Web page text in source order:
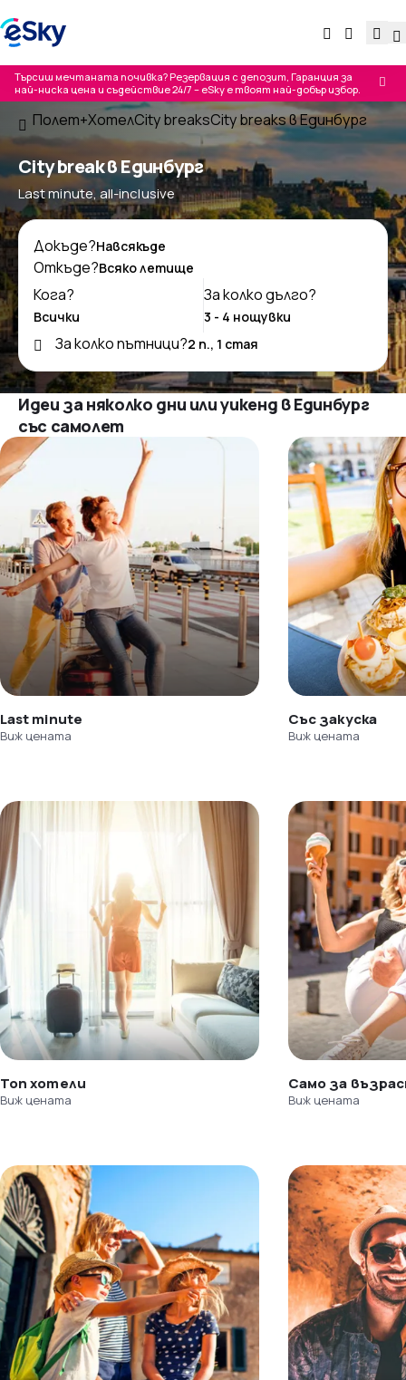
Търсиш мечтаната почивка? Резервация с депозит, Гаранция за
най-ниска цена и съдействие 24/7 – eSky е твоят най-добър избор.
Полет+ХотелCity breaksCity breaks в Единбург
City break в Единбург
Last minute, all-inclusive
Докъде?
Откъде?
Кога?
За колко дълго?
За колко пътници?
Идеи за няколко дни или уикенд в Единбург
със самолет
Last minute
Виж цената
Със закуска
Виж цената
Топ хотели
Виж цената
Само за
Виж цената